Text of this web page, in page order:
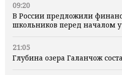
09:20
В России предложили
школьников перед началом
21:05
Глубина озера Галанчож